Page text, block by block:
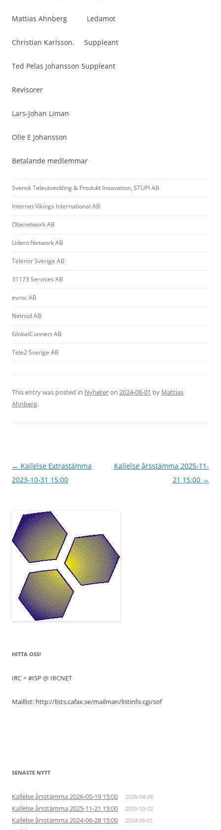
Mattias Ahnberg Ledamot
Christian Karlsson. Suppleant
Ted Pelas Johansson Suppleant
Revisorer
Lars-Johan Liman
Olle E Johansson
Betalande medlemmar
Svensk Teleutveckling & Produkt Inoovation, STUPI AB
Internet Vikings International AB
Obenetwork AB
Lidero Network AB
Telenor Sverige AB
31173 Services AB
evroc AB
Netnod AB
GlobalConnect AB
Tele2 Sverige AB
This entry was posted in Nyheteron 2024-06-01 by Mattias
Ahnberg.
Post
navigation
← Kallelse Extrastämma
2023-10-31 15:00
Kallelse årsstämma 2025-11-
21 15:00 →
HITTA OSS!
IRC = #ISP @ IRCNET
Maillist: http://lists.cafax.se/mailman/listinfo.cgi/sof
SENASTE NYTT
Kallelse årsstämma 2026-05-19 15:00 2026-04-28
Kallelse årsstämma 2025-11-21 15:00 2025-10-22
Kallelse årsstämma 2024-06-28 15:00 2024-06-01